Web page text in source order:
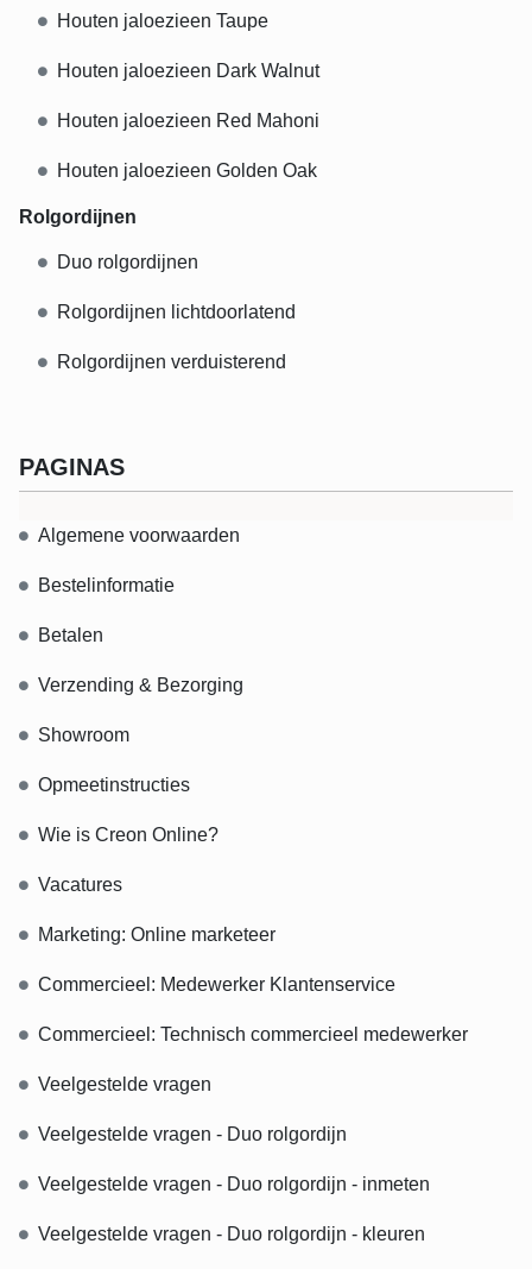
Houten jaloezieen Taupe
Houten jaloezieen Dark Walnut
Houten jaloezieen Red Mahoni
Houten jaloezieen Golden Oak
Rolgordijnen
Duo rolgordijnen
Rolgordijnen lichtdoorlatend
Rolgordijnen verduisterend
PAGINAS
Algemene voorwaarden
Bestelinformatie
Betalen
Verzending & Bezorging
Showroom
Opmeetinstructies
Wie is Creon Online?
Vacatures
Marketing: Online marketeer
Commercieel: Medewerker Klantenservice
Commercieel: Technisch commercieel medewerker
Veelgestelde vragen
Veelgestelde vragen - Duo rolgordijn
Veelgestelde vragen - Duo rolgordijn - inmeten
Veelgestelde vragen - Duo rolgordijn - kleuren